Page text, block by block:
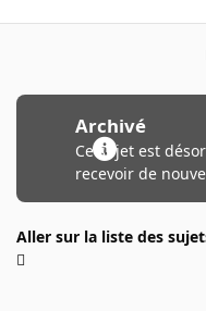
Archivé
Ce sujet est
recevoir de
Aller sur la liste des